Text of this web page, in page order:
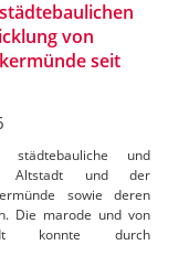
von
seit
und
Altstadt und der
sowie deren
Die marode und von
konnte durch